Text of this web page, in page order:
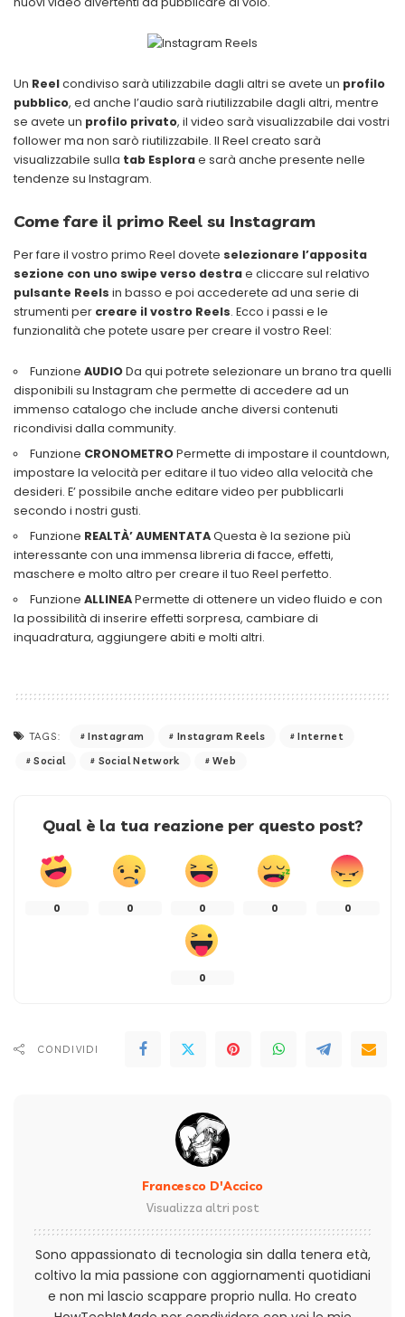
Un Reelcondiviso sarà utilizzabile dagli altri se avete un profilo
pubblico, ed anche l’audio sarà riutilizzabile dagli altri, mentre
se avete un profilo privato, il video sarà visualizzabile dai vostri
follower ma non sarò riutilizzabile. Il Reel creato sarà
visualizzabile sulla tab Esplorae sarà anche presente nelle
tendenze su Instagram.
Come fare il primo Reel su Instagram
Per fare il vostro primo Reel dovete selezionare l’apposita
sezione con uno swipe verso destrae cliccare sul relativo
pulsante Reels in basso e poi accederete ad una serie di
strumenti per creare il vostro Reels. Ecco i passi e le
funzionalità che potete usare per creare il vostro Reel:
Funzione AUDIODa qui potrete selezionare un brano tra quelli
disponibili su Instagram che permette di accedere ad un
immenso catalogo che include anche diversi contenuti
ricondivisi dalla community.
Funzione CRONOMETROPermette di impostare il countdown,
impostare la velocità per editare il tuo video alla velocità che
desideri. E’ possibile anche editare video per pubblicarli
secondo i nostri gusti.
Funzione REALTÀ’ AUMENTATAQuesta è la sezione più
interessante con una immensa libreria di facce, effetti,
maschere e molto altro per creare il tuo Reel perfetto.
Funzione ALLINEAPermette di ottenere un video fluido e con
la possibilità di inserire effetti sorpresa, cambiare di
inquadratura, aggiungere abiti e molti altri.
TAGS: Instagram Instagram Reels
Internet
Social
Social Network Web
Qual è la tua reazione per questo post?
0 0 0 0 0
0
CONDIVIDI
Francesco D'Accico
Visualizza altri post
Sono appassionato di tecnologia sin dalla tenera età,
coltivo la mia passione con aggiornamenti quotidiani
e non mi lascio scappare proprio nulla. Ho creato